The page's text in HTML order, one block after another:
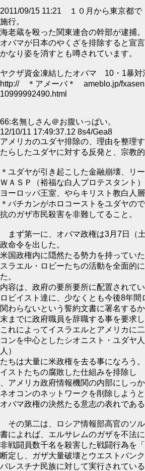
2011/09/15 11:21 １０月から東京都で
施行。
海老蔵を殴った関東連合の幹部が逮捕。
オバマが日本のやくざを排除すると宣
かなり姿を消すとも噂されています。
ヤクザ資金凍結したオバマ 10・1暴
http:// ＊アメーバ＊ ameblo.jp/
10999992490.html
66:名無しさん＠お腹いっぱい。
12/10/11 17:49:37.12 8s4/Gea8
アメリカのユダヤ排除の、理由を整理
たらしたユダヤに対する反発と、宗教的
＊ユダヤが引き起こした金融崩壊、リ
ＷＡＳＰ（裕福な白人プロテスタント
ヨーロッパ王室、やらキリスト教白人
＊バチカンがホロコーストをユダヤの
抗のガザ市民殺害を非難してること。
まず第一に、オバマ政権は3月7日（
政命令を出した。
米国政権内に隠然たる勢力を持ってい
スラエル・ロビーたちの活動を全面的
た。
内容は、政府の要所要所に配置されて
ロビイスト達に、少なくとも今後8年間
関わらないという誓約文書に署名する
末までに政府職員を辞職する事を要求し
これによってイスラエルとアメリカに
コンを中心としたシオニスト・ユダヤ
人）
たちは大量に米政権を去る事になろう
イストたちの腐敗した仕組みを排除し
、アメリカ政府情報機関の内部にしっ
ネオコンのネットワークを削除しよう
オバマ政権の決然たる意志の表れである
その第二は、ロシア情報部高官のソ
書によれば、エルサレムのガザを不法に
非戦闘員数千名を殺害した戦闘行為を
断定し、ガザ大量破壊とウエストバン
パレスチナ民族に対して実行されてい